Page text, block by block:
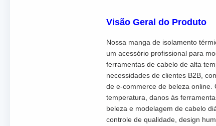
Visão Geral do Produto
Nossa manga de isolamento
um acessório profissional para
ferramentas de cabelo de alta
necessidades de clientes B2B,
de e-commerce de beleza
temperatura, danos às
beleza e modelagem de cabelo
controle de qualidade, design